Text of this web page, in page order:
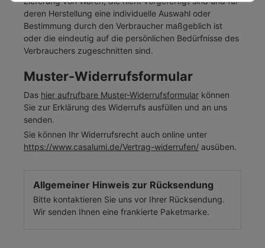
deren Herstellung eine individuelle Auswahl oder
Bestimmung durch den Verbraucher maßgeblich ist
oder die eindeutig auf die persönlichen Bedürfnisse des
Verbrauchers zugeschnitten sind.
Muster-Widerrufsformular
Das hier aufrufbare Muster-Widerrufsformular können
Sie zur Erklärung des Widerrufs ausfüllen und an uns
senden.
Sie können Ihr Widerrufsrecht auch online unter
https://www.casalumi.de/Vertrag-widerrufen/ ausüben.
Allgemeiner Hinweis zur Rücksendung
Bitte kontaktieren Sie uns vor Ihrer Rücksendung.
Wir senden Ihnen eine frankierte Paketmarke.